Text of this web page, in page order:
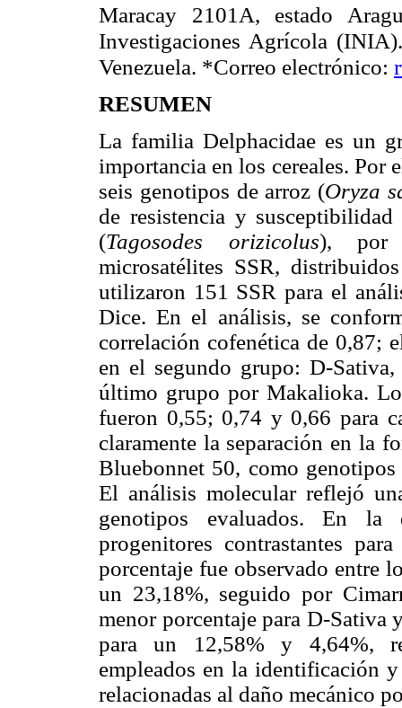
Maracay 2101A, estado
Investigaciones Agrícola
Venezuela. *Correo electrónico:
RESUMEN
La familia Delphacidae es un
importancia en los cereales. Por
seis genotipos de arroz (Oryza
de resistencia y
(Tagosodes orizicolus), por
microsatélites SSR,
utilizaron 151 SSR para el
Dice. En el análisis, se
correlación cofenética de 0,87;
en el segundo grupo: D-
último grupo por Makalioka.
fueron 0,55; 0,74 y 0,66 para
claramente la separación en la
Bluebonnet 50, como genotipos
El análisis molecular reflejó
genotipos evaluados. En la
progenitores contrastantes
porcentaje fue observado entre
un 23,18%, seguido por
menor porcentaje para D-Sativa
para un 12,58% y 4,64%,
empleados en la identificación
relacionadas al daño mecánico